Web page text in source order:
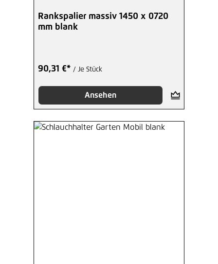
Rankspalier massiv 1450 x 0720
mm blank
90,31 €* / Je Stück
Ansehen